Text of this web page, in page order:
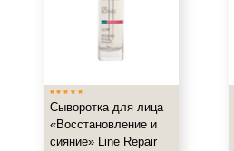
Сыворотка для лица
«Восстановление и
сияние» Line Repair